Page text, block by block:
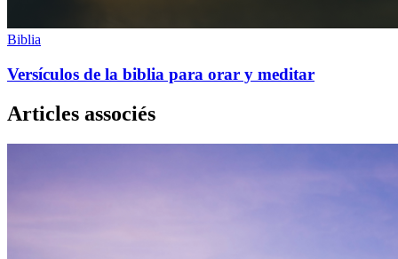
Biblia
Versículos de la biblia para orar y meditar
Articles associés